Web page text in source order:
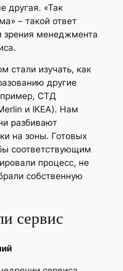
другая. «Так
– такой ответ
зрения менеджмента
стали изучать, как
другие
СТД
и IKEA). Нам
разбивают
на зоны. Готовых
соответствующим
процесс, не
собственную
сервис